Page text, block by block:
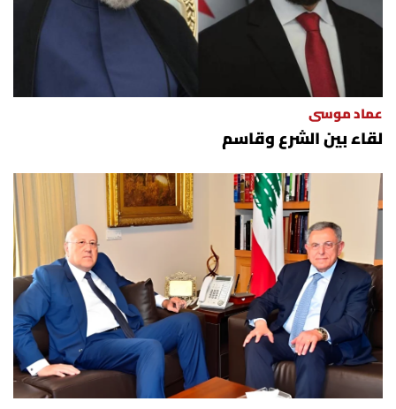
عماد موسى
لقاء بين الشرع وقاسم